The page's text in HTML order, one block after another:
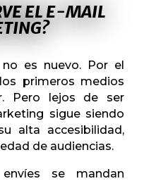
EL E-MAIL
es nuevo. Por el
primeros medios
Pero lejos de ser
sigue siendo
alta accesibilidad,
de audiencias.
se mandan